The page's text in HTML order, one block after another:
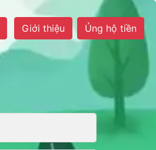
Giới thiệu Ủng hộ tiền